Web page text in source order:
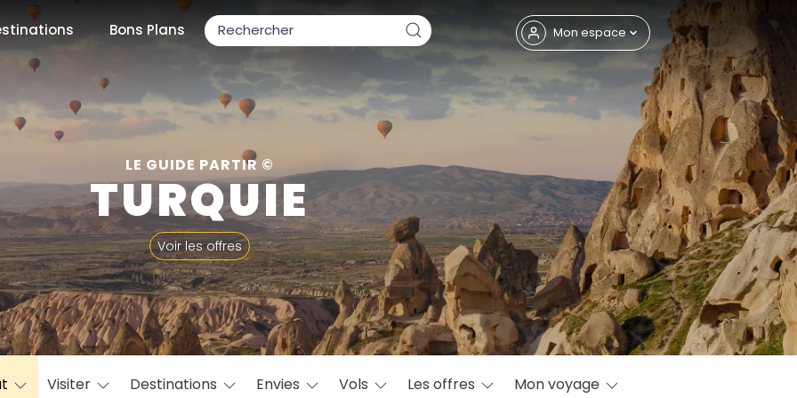
Bons Plans Mon espace
LE GUIDE PARTIR ©
TURQUIE
Voir les offres
Visiter Destinations Envies Vols Les offres Mon voyage
Fermer
populaires
mois
Février Mars Avril Mai Juin Juillet Août
Septembre
Novembre Décembre